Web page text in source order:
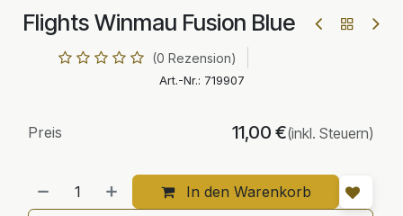
Flights Winmau Fusion Blue
(0 Rezension)
Art.-Nr.: 719907
In den Warenkorb
Preis 11,00 €(inkl. Steuern)